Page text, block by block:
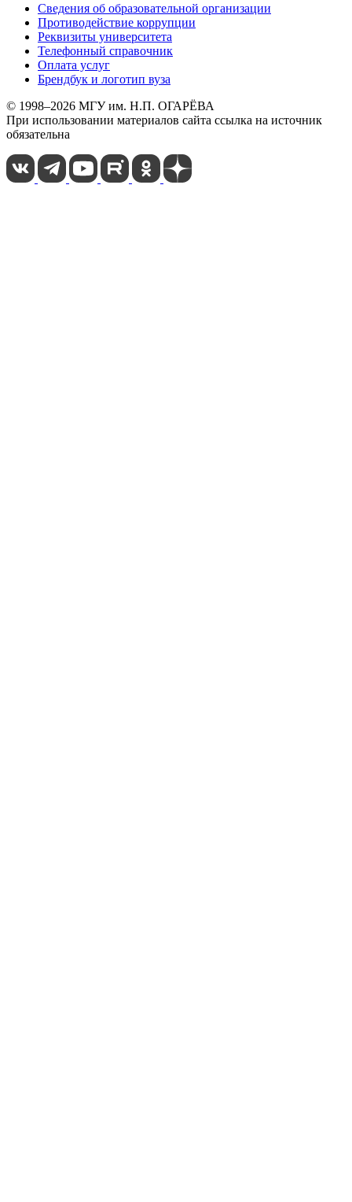
Сведения об образовательной организации
Противодействие коррупции
Реквизиты университета
Телефонный справочник
Оплата услуг
Брендбук и логотип вуза
© 1998–2026 МГУ им. Н.П. ОГАРЁВА
При использовании материалов сайта ссылка на источник
обязательна